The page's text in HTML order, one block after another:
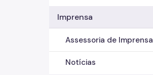
Imprensa
Assessoria de Imprensa
Notícias